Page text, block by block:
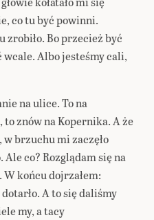
co tu być powinni.
zrobiło. Bo przecież być
wcale. Albo jesteśmy cali,
na ulice. To na
znów na Kopernika. A że
brzuchu mi zaczęło
Ale co? Rozglądam się na
końcu dojrzałem:
A to się daliśmy
my, a tacy